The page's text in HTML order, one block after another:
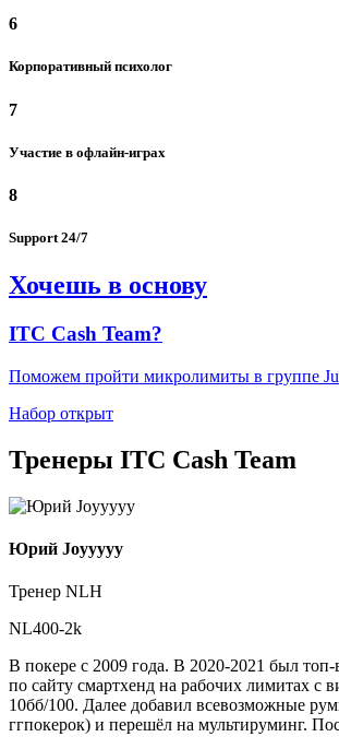
6
Корпоративный психолог
7
Участие в офлайн-играх
8
Support 24/7
Хочешь в основу
ITC Cash Team?
Поможем пройти микролимиты в группе
Набор открыт
Тренеры ITC Cash Team
Юрий Joyyyyy
Тренер NLH
NL400-2k
В покере с 2009 года. В 2020-2021 был
по сайту смартхенд на рабочих лимитах с
10бб/100. Далее добавил всевозможные
ггпокерок) и перешёл на мультируминг.